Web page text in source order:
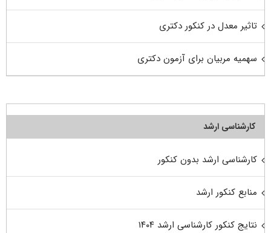
تاثیر معدل در کنکور دکتری
سهمیه مربیان برای آزمون دکتری
کارشناسی ارشد
کارشناسی ارشد بدون کنکور
منابع کنکور ارشد
نتایج کنکور کارشناسی ارشد ۱۴۰۴